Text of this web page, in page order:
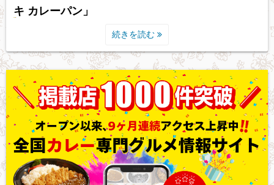
キ カレーパン」
続きを読む